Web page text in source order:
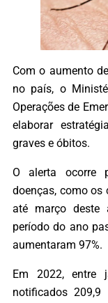
Com o aumento
no país, o
Operações de
elaborar
graves e óbitos.
O alerta ocorre
doenças, como os
até março deste
período do ano
aumentaram 97%.
Em 2022, entre
notificados